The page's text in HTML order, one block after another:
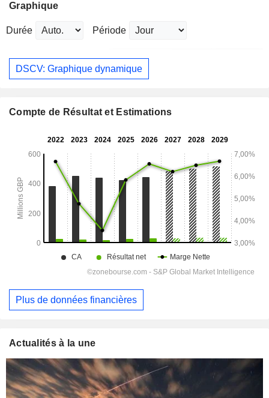
Graphique
Durée Période
DSCV: Graphique dynamique
Compte de Résultat et Estimations
Plus de données financières
Actualités à la une